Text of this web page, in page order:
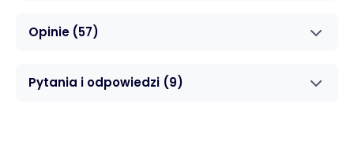
Opinie (57)
Pytania i odpowiedzi (9)